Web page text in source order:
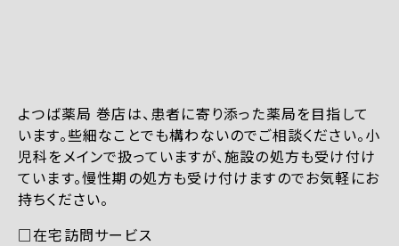
よつば薬局 巻店は、患者に寄り添った薬局を目指して
います。些細なことでも構わないのでご相談ください。小
児科をメインで扱っていますが、施設の処方も受け付け
ています。慢性期の処方も受け付けますのでお気軽にお
持ちください。
□在宅訪問サービス